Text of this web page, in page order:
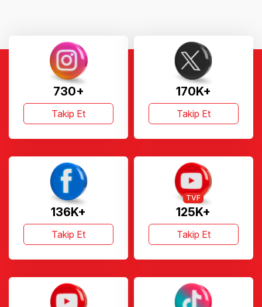
730+
Takip Et
170K+
Takip Et
136K+
Takip Et
125K+
TVF
Takip Et